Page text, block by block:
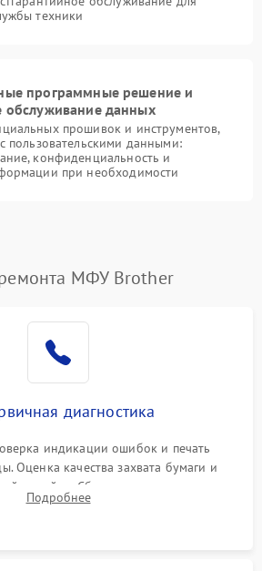
техники
программные решение и
обслуживание данных
прошивок и инструментов,
пользовательскими данными:
конфиденциальность и
при необходимости
МФУ Brother
диагностика
индикации ошибок и печать
Оценка качества захвата бумаги и
линейки. Сбор данных о замятиях,
или посторонних шумах при работе.
Подробнее